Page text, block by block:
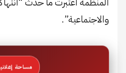
والاجتماعية”.
مساحة